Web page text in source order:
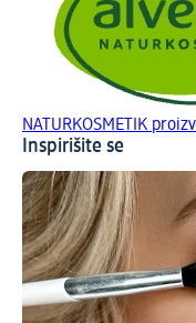
NATURKOSMETIK
Inspirišite se